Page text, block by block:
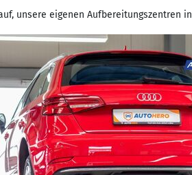
unsere eigenen